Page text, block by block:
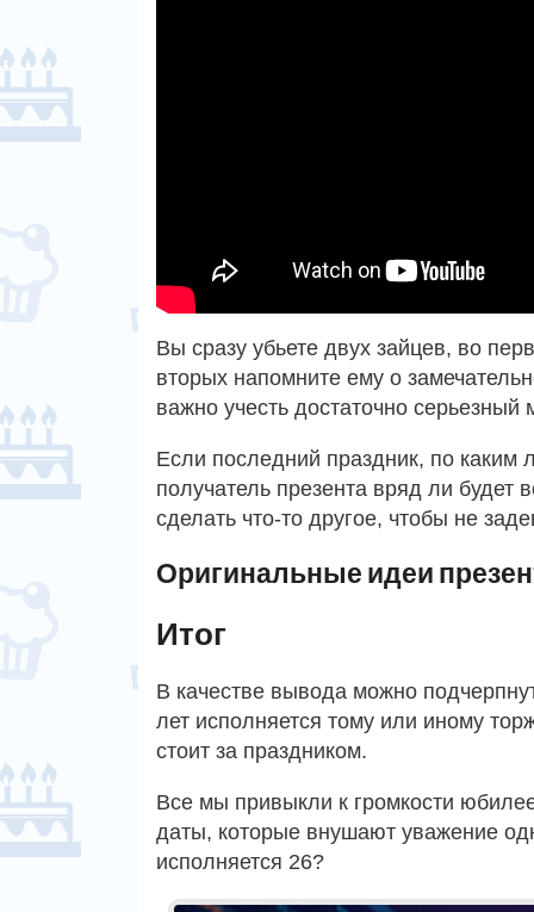
Вы сразу убьете двух зайцев, во
вторых напомните ему о
важно учесть достаточно серьезный
Если последний праздник, по каким
получатель презента вряд ли будет
сделать что-то другое, чтобы не
Оригинальные идеи
Итог
В качестве вывода можно
лет исполняется тому или иному
стоит за праздником.
Все мы привыкли к громкости
даты, которые внушают уважение
исполняется 26?